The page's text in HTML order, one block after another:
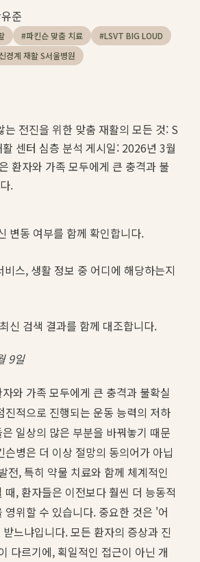
준
#파킨슨 맞춤 치료 #LSVT BIG LOUD
신경계 재활 S서울병원
는 전진을 위한 맞춤 재활의 모든 것: S
센터 심층 분석 게시일: 2026년 3월
환자와 가족 모두에게 큰 충격과 불
.
변동 여부를 함께 확인합니다.
비스, 생활 정보 중 어디에 해당하는지
신 검색 결과를 함께 대조합니다.
9일
와 가족 모두에게 큰 충격과 불확실
진적으로 진행되는 운동 능력의 저하
일상의 많은 부분을 바꿔놓기 때문
슨병은 더 이상 절망의 동의어가 아닙
전, 특히 약물 치료와 함께 체계적인
때, 환자들은 이전보다 훨씬 더 능동적
영위할 수 있습니다. 중요한 것은 '어
느냐입니다. 모든 환자의 증상과 진
다르기에, 획일적인 접근이 아닌 개